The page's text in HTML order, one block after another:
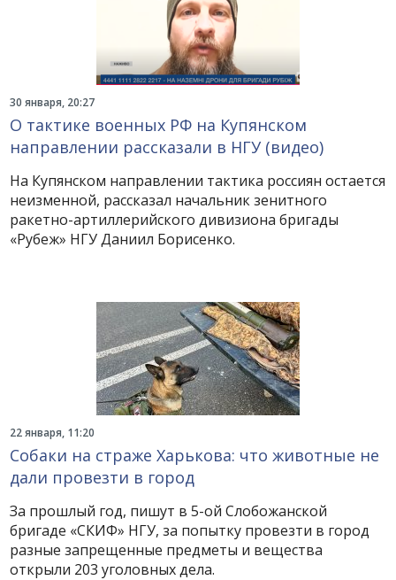
30 января, 20:27
О тактике военных РФ на Купянском
направлении рассказали в НГУ (видео)
На Купянском направлении тактика россиян остается
неизменной, рассказал начальник зенитного
ракетно-артиллерийского дивизиона бригады
«Рубеж» НГУ Даниил Борисенко.
22 января, 11:20
Собаки на страже Харькова: что животные не
дали провезти в город
За прошлый год, пишут в 5-ой Слобожанской
бригаде «СКИФ» НГУ, за попытку провезти в город
разные запрещенные предметы и вещества
открыли 203 уголовных дела.